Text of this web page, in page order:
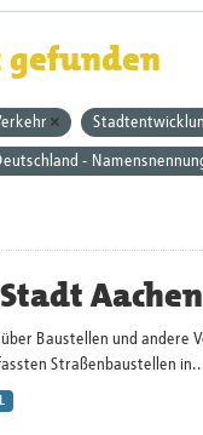
gefunden
-
Aachen
über Baustellen und
Straßenbaustellen